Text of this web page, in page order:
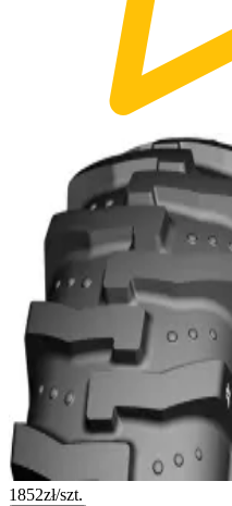
1852zł/szt.